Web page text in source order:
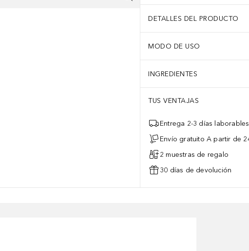
DETALLES DEL PRODUCTO
MODO DE USO
INGREDIENTES
TUS VENTAJAS
Entrega 2-3 días laborables
Envío gratuito A partir de
2 muestras de regalo
30 días de devolución